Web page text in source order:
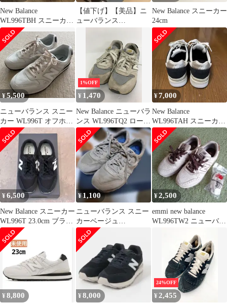
New Balance
WL996TBH スニーカー
24cm
【値下げ】【美品】ニ
ューバランス
New Balance スニーカー
24cm
¥5,500
ニューバランス スニー
カー WL996T オフホワ
イト 25.0 美品
1%OFF
¥ 1,470
New Balance ニューバラ
ンス WL996TQ2 ローカ
ット スニーカー
size24?/グレー ■■ レデ
ィース
¥7,000
New Balance
WL996TAH スニーカー
24cm
¥6,500
New Balance スニーカー
WL996T 23.0cm ブラッ
ク
¥1,100
ニューバランス スニー
カーベージュ
WL996TBC BEIBE 22,5
E
¥2,500
emmi new balance
WL996TW2 ニューバラ
¥8,800 ¥8,000
24%OFF
¥ 2,455